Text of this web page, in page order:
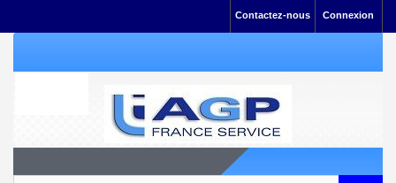
Connexion
Contactez-nous